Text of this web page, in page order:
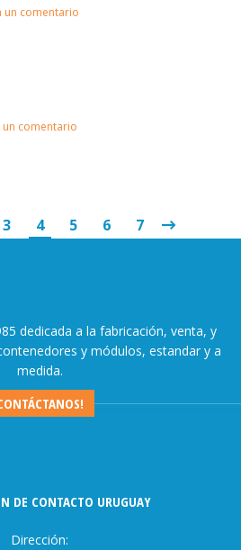
un comentario
un comentario
3 4 5 6 7
dedicada a la fabricación, venta, y
y módulos, estandar y a
medida.
DE CONTACTO URUGUAY
Dirección: